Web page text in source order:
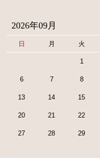
2026年09月
日 月 火
1
6 7 8
13 14 15
20 21 22
27 28 29